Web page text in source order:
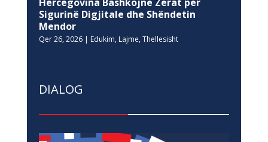
Sigurinë Digjitale dhe Shëndetin
Mendor
Qer 26, 2026| Edukim, Lajme, Thellesisht
DIALOG